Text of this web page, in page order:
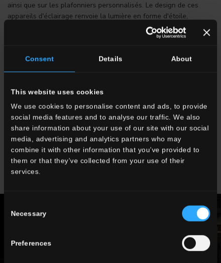
Consent Details About
This website uses cookies
We use cookies to personalise content and ads, to provide
social media features and to analyse our traffic. We also
share information about your use of our site with our social
media, advertising and analytics partners who may
combine it with other information that you’ve provided to
them or that they’ve collected from your use of their
services.
Selection
Necessary
Preferences
ainsi que sur les plafonniers personnalisés. Le design de ces
appareils d'éclairage renvoie la lumière en forme d'étoile,
donnant la sensation d'une chorégraphie lumineuse rappelant la
marque de l'établissement tout en créant une atmosphère
d'Eleni Karimali. La méticulosité apportée aux détails domine les
projets d'Eleni Karimali, une jeune mais non moins déjà célèbre
polytechnique de Turin qui, en conviant différentes matières,
sans qu'aucune d'elles jamais ne prévale, s'adaptent
parfaitement aux lieux et aux circonstances.
Photos de Milton Luiz